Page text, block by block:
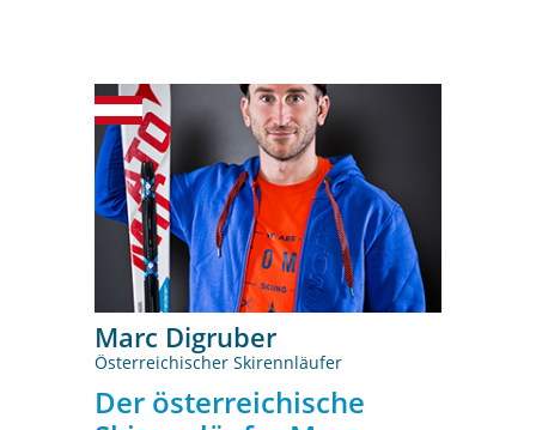
Marc Digruber
Österreichischer Skirennläufer
Der österreichische